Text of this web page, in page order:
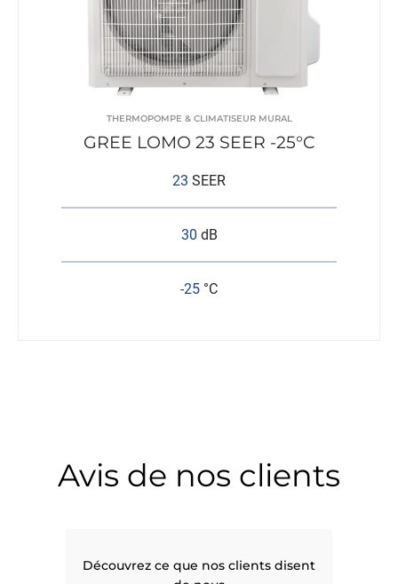
THERMOPOMPE & CLIMATISEUR MURAL
GREE LOMO 23 SEER -25°C
23 SEER
30 dB
-25 °C
Avis de nos clients
Découvrez ce que nos clients disent